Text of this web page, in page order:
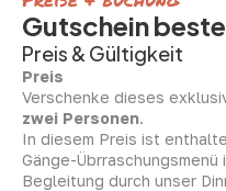
Gutschein
Preis & Gültigkeit
Preis
Verschenke dieses
zwei Personen.
In diesem Preis ist
Gänge-
Begleitung durch unser